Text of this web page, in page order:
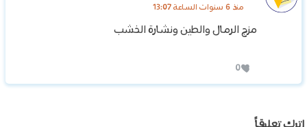
منذ 6 سنوات الساعة 13:07
مزج الرمال والطين ونشارة الخشب
0